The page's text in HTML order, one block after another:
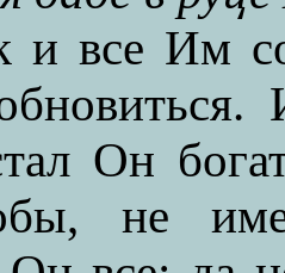
и все Им
Он
не